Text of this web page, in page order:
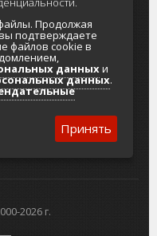
портал
обработки
данных
персональных
2026 г.
Продолжая
подтверждаете
файлов cookie в
данныхи
данных.
Принять